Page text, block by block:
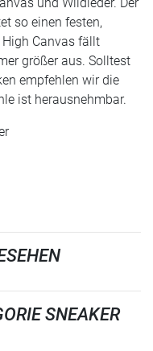
so einen festen,
Canvas fällt
größer aus. Solltest
empfehlen wir die
ist herausnehmbar.
SNEAKER